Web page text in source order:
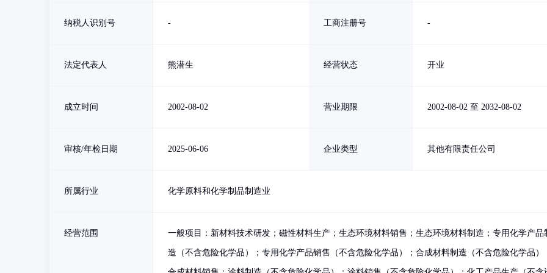
纳税人识别号 - 工商注册号 -
法定代表人 熊潜生 经营状态 开业
成立时间 2002-08-02 营业期限 2002-08-02 至 2032-08-02
审核/年检日期 2025-06-06 企业类型 其他有限责任公司
所属行业 化学原料和化学制品制造业
经营范围 一般项目：新材料技术研发；磁性材料生产；生态环境材料销售；生态环境材料制造；专用化学产品
造（不含危险化学品）；专用化学产品销售（不含危险化学品）；合成材料制造（不含危险化学品）